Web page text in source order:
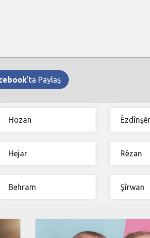
'ta Paylaş
Hozan Êzdînşêr
Hejar Rêzan
Behram Şîrwan